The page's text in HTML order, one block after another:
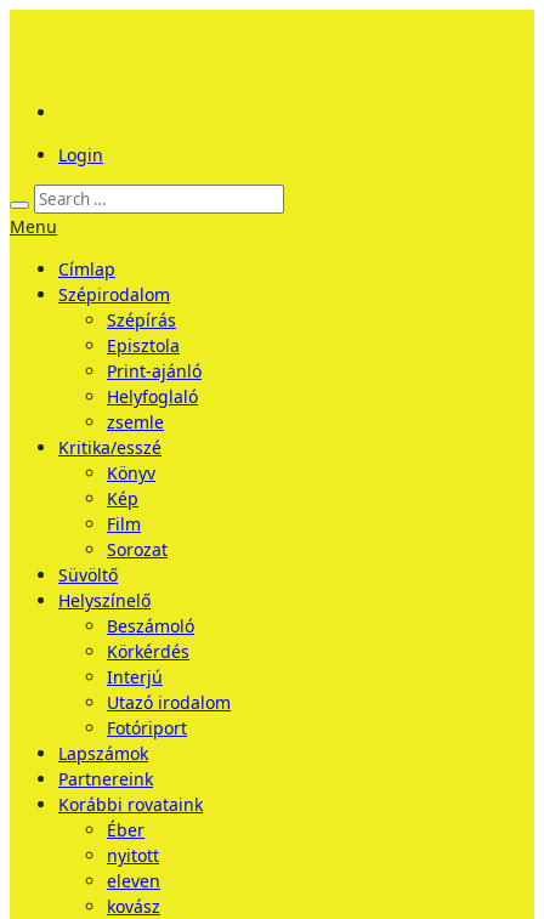
Login
Menu
Címlap
Szépirodalom
Szépírás
Episztola
Print-ajánló
Helyfoglaló
zsemle
Kritika/esszé
Könyv
Kép
Film
Sorozat
Süvöltő
Helyszínelő
Beszámoló
Körkérdés
Interjú
Utazó irodalom
Fotóriport
Lapszámok
Partnereink
Korábbi rovataink
Éber
nyitott
eleven
kovász